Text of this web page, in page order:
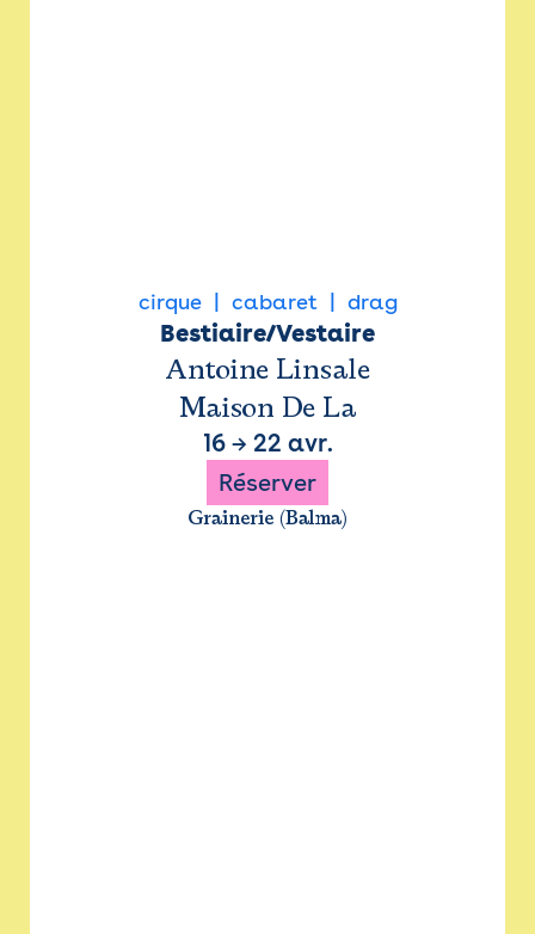
cirque cabaret drag
Bestiaire/Vestaire
Antoine Linsale
Maison De La
16→ 22 avr.
Réserver
Grainerie (Balma)